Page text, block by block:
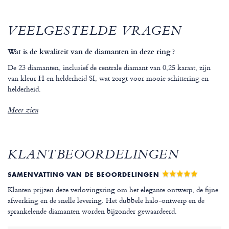
VEELGESTELDE VRAGEN
Wat is de kwaliteit van de diamanten in deze ring ?
De 23 diamanten, inclusief de centrale diamant van 0,25 karaat, zijn
van kleur H en helderheid SI, wat zorgt voor mooie schittering en
helderheid.
Meer zien
KLANTBEOORDELINGEN
SAMENVATTING VAN DE BEOORDELINGEN
Klanten prijzen deze verlovingsring om het elegante ontwerp, de fijne
afwerking en de snelle levering. Het dubbele halo-ontwerp en de
sprankelende diamanten worden bijzonder gewaardeerd.